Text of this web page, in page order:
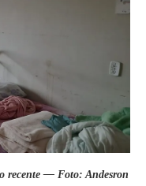
recente — Foto: Andesron